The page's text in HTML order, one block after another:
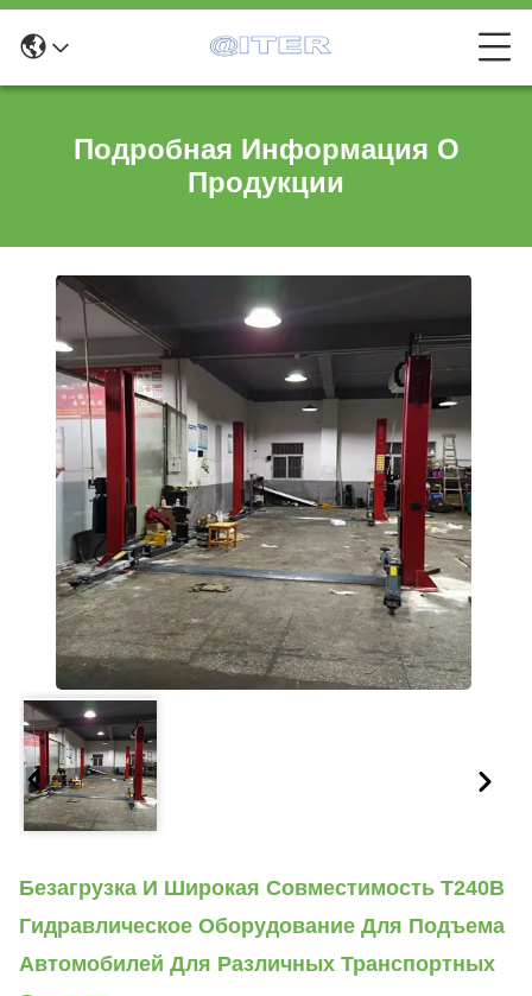
Подробная Информация О
Продукции
Безагрузка И Широкая Совместимость T240B
Гидравлическое Оборудование Для Подъема
Автомобилей Для Различных Транспортных